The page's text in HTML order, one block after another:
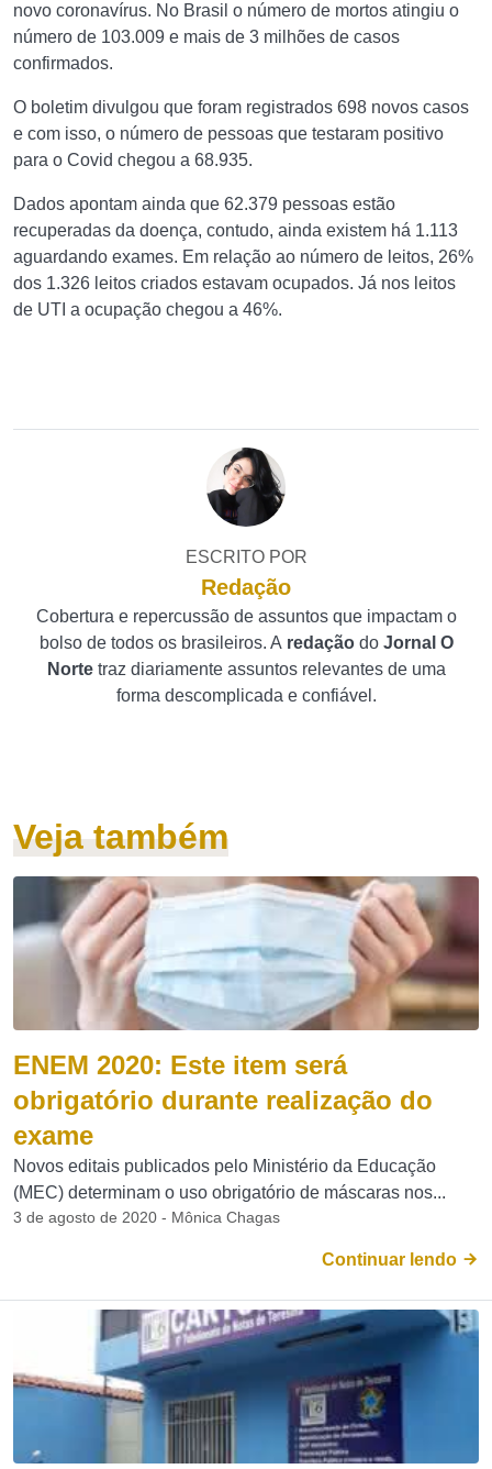
novo coronavírus. No Brasil o número de mortos atingiu o
número de 103.009 e mais de 3 milhões de casos
confirmados.
O boletim divulgou que foram registrados 698 novos casos
e com isso, o número de pessoas que testaram positivo
para o Covid chegou a 68.935.
Dados apontam ainda que 62.379 pessoas estão
recuperadas da doença, contudo, ainda existem há 1.113
aguardando exames. Em relação ao número de leitos, 26%
dos 1.326 leitos criados estavam ocupados. Já nos leitos
de UTI a ocupação chegou a 46%.
ESCRITO POR
Redação
Cobertura e repercussão de assuntos que impactam o
bolso de todos os brasileiros. A redação do Jornal O
Norte traz diariamente assuntos relevantes de uma
forma descomplicada e confiável.
Veja também
ENEM 2020: Este item será
obrigatório durante realização do
exame
Novos editais publicados pelo Ministério da Educação
(MEC) determinam o uso obrigatório de máscaras nos...
3 de agosto de 2020 - Mônica Chagas
Continuar lendo